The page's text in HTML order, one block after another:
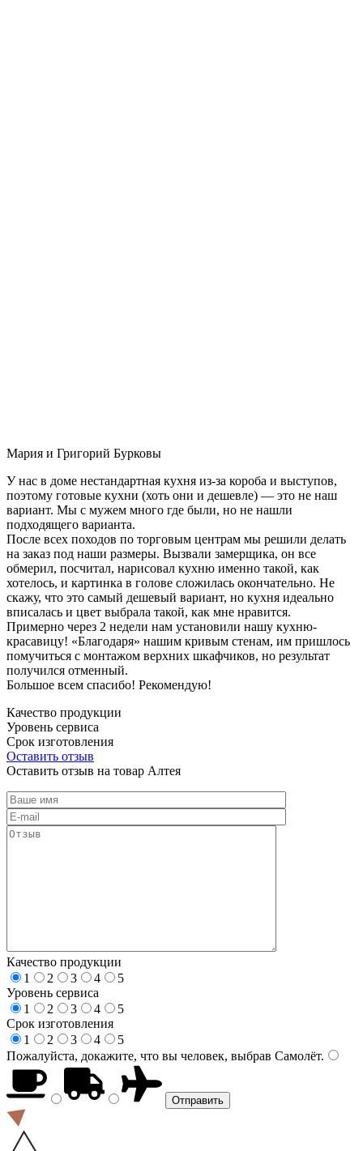
Мария и Григорий Бурковы
У нас в доме нестандартная кухня из-за короба и выступов,
поэтому готовые кухни (хоть они и дешевле) — это не наш
вариант. Мы с мужем много где были, но не нашли
подходящего варианта.
После всех походов по торговым центрам мы решили делать
на заказ под наши размеры. Вызвали замерщика, он все
обмерил, посчитал, нарисовал кухню именно такой, как
хотелось, и картинка в голове сложилась окончательно. Не
скажу, что это самый дешевый вариант, но кухня идеально
вписалась и цвет выбрала такой, как мне нравится.
Примерно через 2 недели нам установили нашу кухню-
красавицу! «Благодаря» нашим кривым стенам, им пришлось
помучиться с монтажом верхних шкафчиков, но результат
получился отменный.
Большое всем спасибо! Рекомендую!
Качество продукции
Уровень сервиса
Срок изготовления
Оставить отзыв
Оставить отзыв на товар Алтея
Качество продукции
1
2 3 4
5
Уровень сервиса
1
2 3 4
5
Срок изготовления
1
2 3 4
5
Пожалуйста, докажите, что вы человек, выбрав Самолёт.